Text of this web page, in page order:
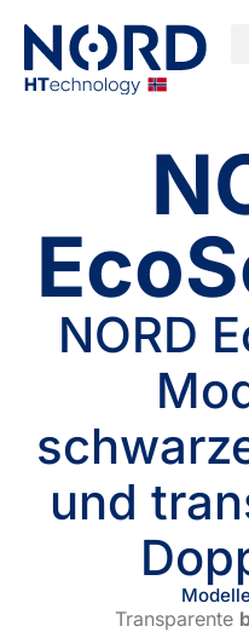
NORD
und
Transparente